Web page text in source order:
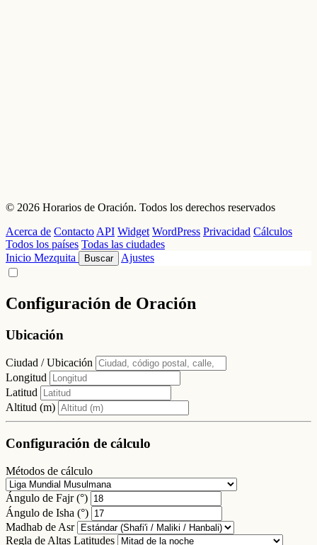
© 2026 Horarios de Oración. Todos los derechos reservados
Acerca de Contacto API Widget WordPress Privacidad Cálculos
Todos los países Todas las ciudades
Inicio Mezquita Buscar Ajustes
Configuración de Oración
Ubicación
Ciudad / Ubicación
Longitud
Latitud
Altitud (m)
Configuración de cálculo
Métodos de cálculo
Ángulo de Fajr (°)
Ángulo de Isha (°)
Madhab de Asr
Regla de Altas Latitudes